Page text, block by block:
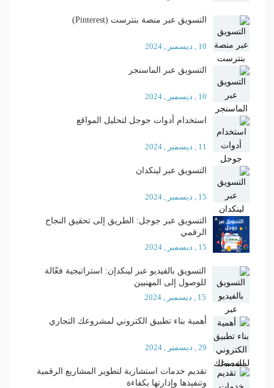
التسويق عبر منصة بنترست (Pinterest)
10 , ديسمبر , 2024
التسويق عبر الماسنجر
10 , ديسمبر , 2024
استخدام أدوات جوجل لتحليل المواقع
11 , ديسمبر , 2024
التسويق عبر لينكدان
15 , ديسمبر , 2024
التسويق عبر جوجل: الطريق إلى تحقيق النجاح
الرقمي
15 , ديسمبر , 2024
التسويق بالفيديو عبر لينكدإن: استراتيجية فعّالة
للوصول إلى المهنيين
15 , ديسمبر , 2024
أهمية بناء تطبيق الكتروني لمشروعك التجاري
29 , ديسمبر , 2024
تقديم خدمات استشارية لتطوير المشاريع الرقمية
وتنفيذها وإدارتها بكفاءة